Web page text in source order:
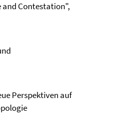
and Contestation",
Perspektiven auf